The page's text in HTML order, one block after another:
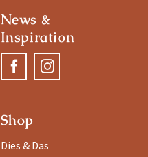
News &
Inspiration
Shop
Dies & Das